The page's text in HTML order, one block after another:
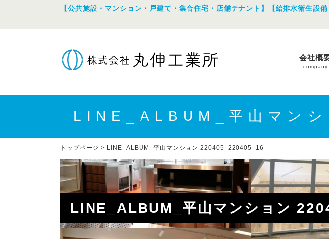
【公共施設・マンション・戸建て・集合住宅・店舗テナント】【給排水衛生設
会社概
company
LINE_ALBUM_平山マン
トップページ > LINE_ALBUM_平山マンション 220405_220405_16
LINE_ALBUM_平山マンション